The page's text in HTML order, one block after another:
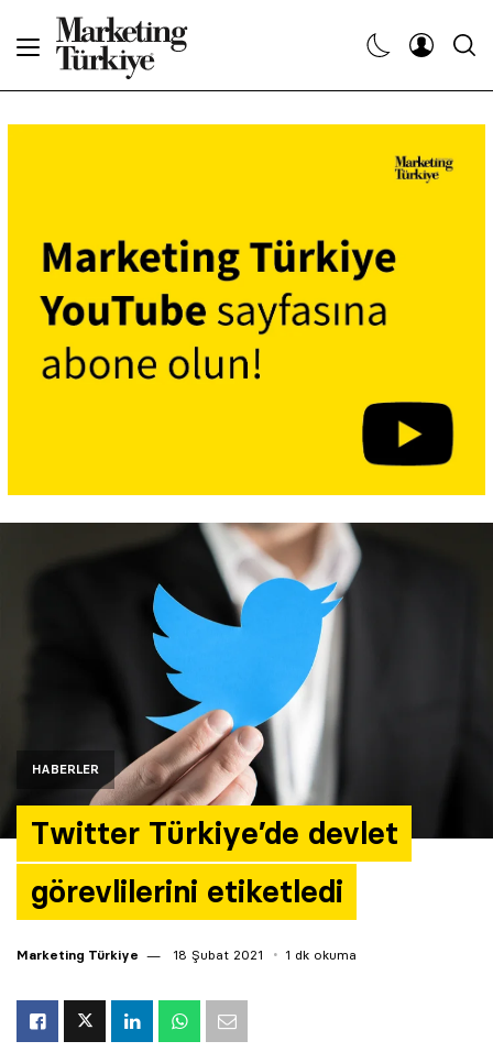
HABERLER
Twitter Türkiye’de devlet
görevlilerini etiketledi
Marketing Türkiye 18 Şubat 2021 1 dk okuma
Dergiler
Etkinlikler
Araştırma